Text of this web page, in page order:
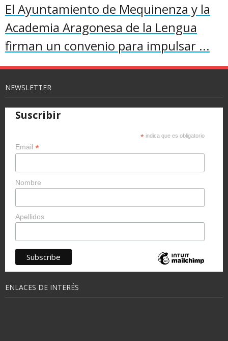
El Ayuntamiento de Mequinenza y la
Academia Aragonesa de la Lengua
firman un convenio para impulsar ...
NEWSLETTER
Suscribir
* indica que es obligatorio
Email *
Nombre
Apellidos
ENLACES DE INTERÉS